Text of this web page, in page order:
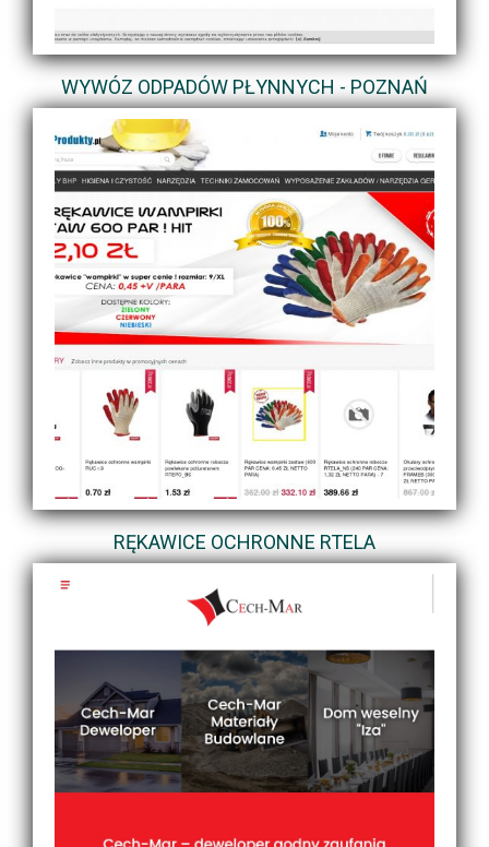
WYWÓZ ODPADÓW PŁYNNYCH - POZNAŃ
RĘKAWICE OCHRONNE RTELA